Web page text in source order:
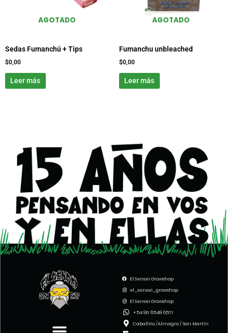
AGOTADO
Sedas Fumanchú + Tips
$0,00
Leer más
AGOTADO
Fumanchu unbleached
$0,00
Leer más
El Sensei Growshop
el_sensei_growshop
El Sensei Growshop
+54 911 6548 6571
Caballito /Almagro / San Martín